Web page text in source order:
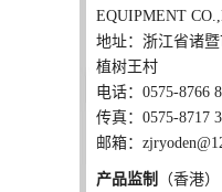
EQUIPMENT
地址：浙江省诸
植树王村
电话：0575-8766
传真：0575-8717
邮箱：
产品监制
（香港）